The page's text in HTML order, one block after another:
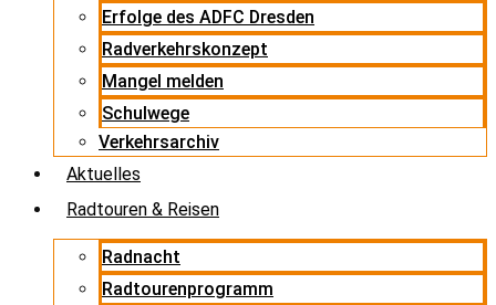
Erfolge des ADFC Dresden
Radverkehrskonzept
Mangel melden
Schulwege
Verkehrsarchiv
Aktuelles
Radtouren & Reisen
Radnacht
Radtourenprogramm